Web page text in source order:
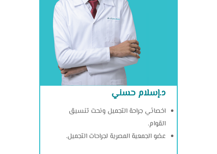
د.إسلام حسني
اخصائي جراحة التجميل ونحت تنسيق
القوام.
عضو الجمعية المصرية لجراحات التجميل.